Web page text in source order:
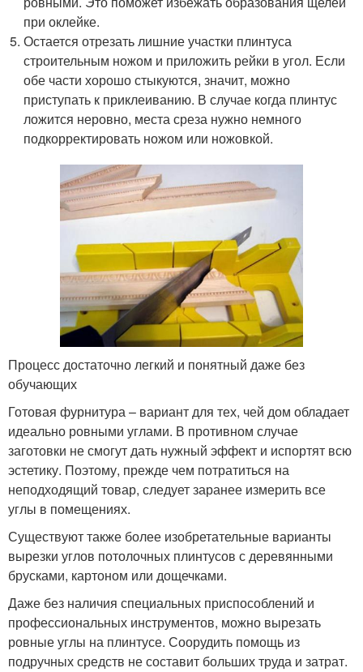
при оклейке.
Остается отрезать лишние участки плинтуса
строительным ножом и приложить рейки в угол. Если
обе части хорошо стыкуются, значит, можно
приступать к приклеиванию. В случае когда плинтус
ложится неровно, места среза нужно немного
подкорректировать ножом или ножовкой.
Процесс достаточно легкий и понятный даже без
обучающих
Готовая фурнитура – вариант для тех, чей дом обладает
идеально ровными углами. В противном случае
заготовки не смогут дать нужный эффект и испортят всю
эстетику. Поэтому, прежде чем потратиться на
неподходящий товар, следует заранее измерить все
углы в помещениях.
Существуют также более изобретательные варианты
вырезки углов потолочных плинтусов с деревянными
брусками, картоном или дощечками.
Даже без наличия специальных приспособлений и
профессиональных инструментов, можно вырезать
ровные углы на плинтусе. Соорудить помощь из
подручных средств не составит больших труда и затрат.